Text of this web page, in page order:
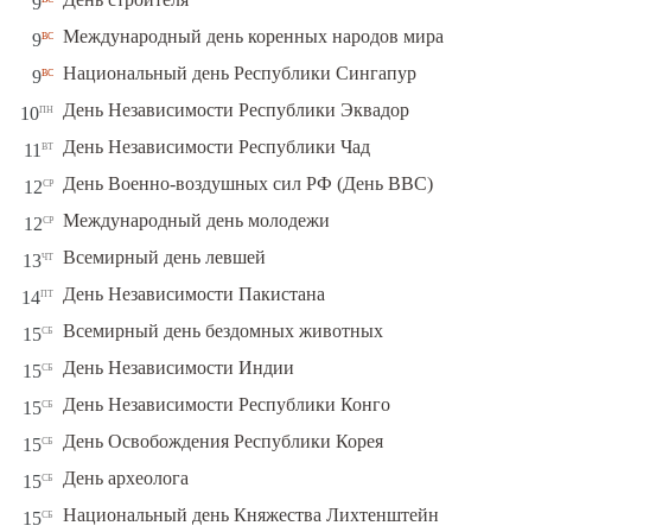
9вс Международный день коренных народов мира
9вс Национальный день Республики Сингапур
10пн День Независимости Республики Эквадор
11 вт День Независимости Республики Чад
12ср День Военно-воздушных сил РФ (День ВВС)
12ср Международный день молодежи
13чт Всемирный день левшей
14пт День Независимости Пакистана
15сб Всемирный день бездомных животных
15сб День Независимости Индии
15сб День Независимости Республики Конго
15сб День Освобождения Республики Корея
15сб День археолога
15сб Национальный день Княжества Лихтенштейн